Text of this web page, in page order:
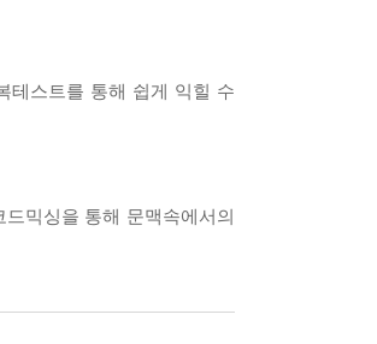
테스트를 통해 쉽게 익힐 수
믹싱을 통해 문맥속에서의